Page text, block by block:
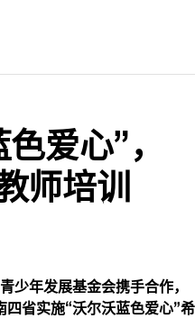
爱心”，
师培训
少年发展基金会携手合作，
省实施“沃尔沃蓝色爱心”希